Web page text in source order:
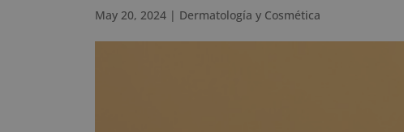
May 20, 2024 | Dermatología y Cosmética